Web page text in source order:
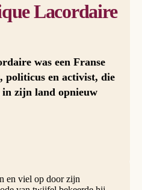
Lacordaire
was een Franse
politicus en activist, die
zijn land opnieuw
en viel op door zijn